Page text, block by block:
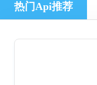
热门Api推荐